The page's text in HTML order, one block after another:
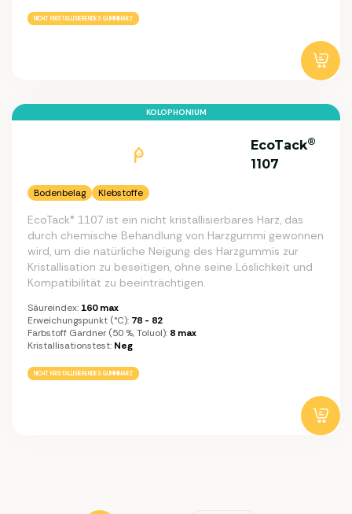
NICHT KRISTALLISIERENDES GUMMIHARZ
KOLOPHONIUM
EcoTack®
1107
Bodenbelag Klebstoffe
EcoTack® 1107 ist ein nicht kristallisierbares Harz, das
durch chemische Behandlung von Harzgummi gewonnen
wird, um die natürliche Neigung des Harzgummis zur
Kristallisation zu beseitigen, ohne seine Löslichkeit und
Kompatibilität zu beeinträchtigen.
Säureindex: 160 max
Erweichungspunkt (°C): 78 - 82
Farbstoff Gardner (50 %, Toluol): 8 max
Kristallisationstest: Neg
NICHT KRISTALLISIERENDES GUMMIHARZ